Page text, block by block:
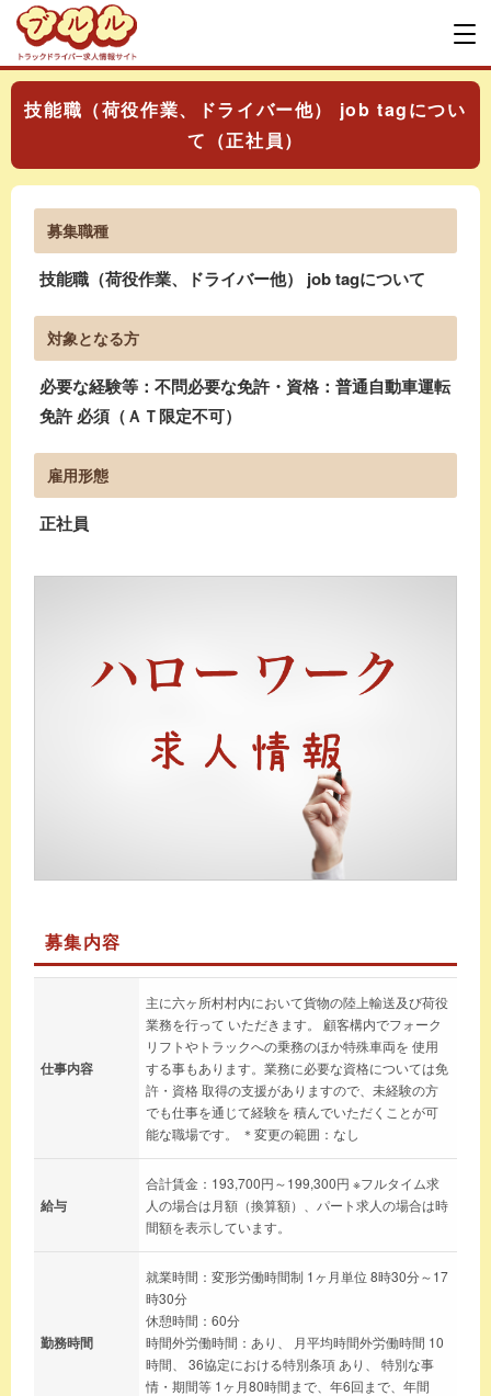
技能職（荷役作業、ドライバー他） job tagについ
て（正社員）
募集職種
技能職（荷役作業、ドライバー他） job tagについて
対象となる方
必要な経験等：不問必要な免許・資格：普通自動車運転
免許 必須（ＡＴ限定不可）
雇用形態
正社員
募集内容
仕事内容
主に六ヶ所村村内において貨物の陸上輸送及び荷役
業務を行って いただきます。 顧客構内でフォーク
リフトやトラックへの乗務のほか特殊車両を 使用
する事もあります。業務に必要な資格については免
許・資格 取得の支援がありますので、未経験の方
でも仕事を通じて経験を 積んでいただくことが可
能な職場です。 ＊変更の範囲：なし
給与
合計賃金：193,700円～199,300円 ※フルタイム求
人の場合は月額（換算額）、パート求人の場合は時
間額を表示しています。
勤務時間
就業時間：変形労働時間制 1ヶ月単位 8時30分～17
時30分
休憩時間：60分
時間外労働時間：あり、 月平均時間外労働時間 10
時間、 36協定における特別条項 あり、 特別な事
情・期間等 1ヶ月80時間まで、年6回まで、年間